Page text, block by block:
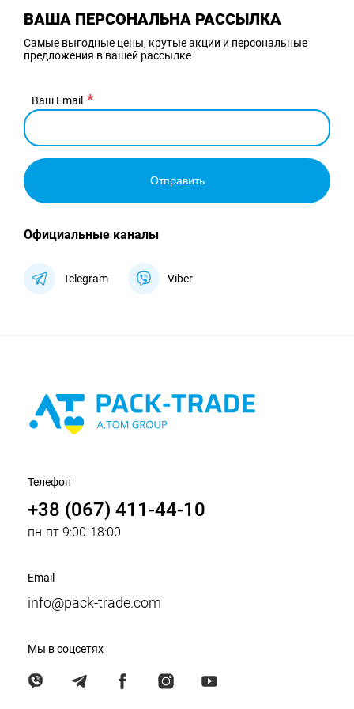
ВАША ПЕРСОНАЛЬНА РАССЫЛКА
Самые выгодные цены, крутые акции и персональные
предложения в вашей рассылке
Ваш Email
Отправить
Официальные каналы
Telegram Viber
Телефон
+38 (067) 411-44-10
пн-пт 9:00-18:00
Email
info@pack-trade.com
Мы в соцсетях